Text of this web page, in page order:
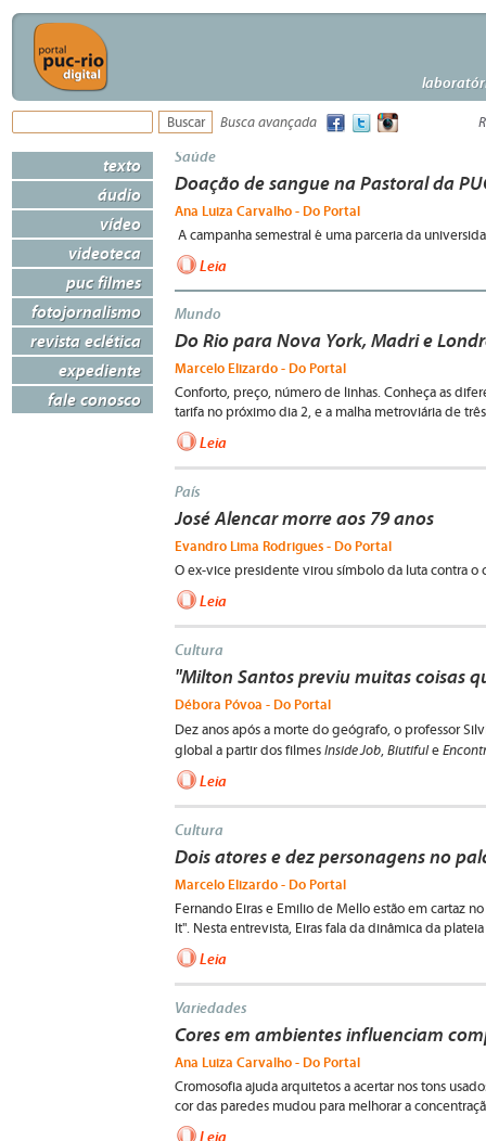
Busca avançada
texto
áudio
vídeo
videoteca
puc filmes
fotojornalismo
revista eclética
expediente
fale conosco
Saúde
Doação de sangue na Pastoral da
Ana Luiza Carvalho - Do Portal
A campanha semestral é uma parceria da
Leia
Mundo
Do Rio para Nova York, Madri e
Marcelo Elizardo - Do Portal
Conforto, preço, número de linhas. Conheça as
tarifa no próximo dia 2, e a malha metroviária de
Leia
País
José Alencar morre aos 79 anos
Evandro Lima Rodrigues - Do Portal
O ex-vice presidente virou símbolo da luta contra o
Leia
Cultura
"Milton Santos previu muitas coisas
Débora Póvoa - Do Portal
Dez anos após a morte do geógrafo, o professor
global a partir dos filmes Inside Job, Biutifule
Leia
Cultura
Dois atores e dez personagens no
Marcelo Elizardo - Do Portal
Fernando Eiras e Emilio de Mello estão em cartaz
It". Nesta entrevista, Eiras fala da dinâmica da
Leia
Variedades
Cores em ambientes influenciam
Ana Luiza Carvalho - Do Portal
Cromosofia ajuda arquitetos a acertar nos tons
cor das paredes mudou para melhorar a
Leia